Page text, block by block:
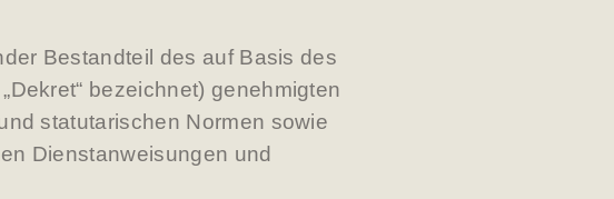
Bestandteil des auf Basis des
bezeichnet) genehmigten
statutarischen Normen sowie
Dienstanweisungen und